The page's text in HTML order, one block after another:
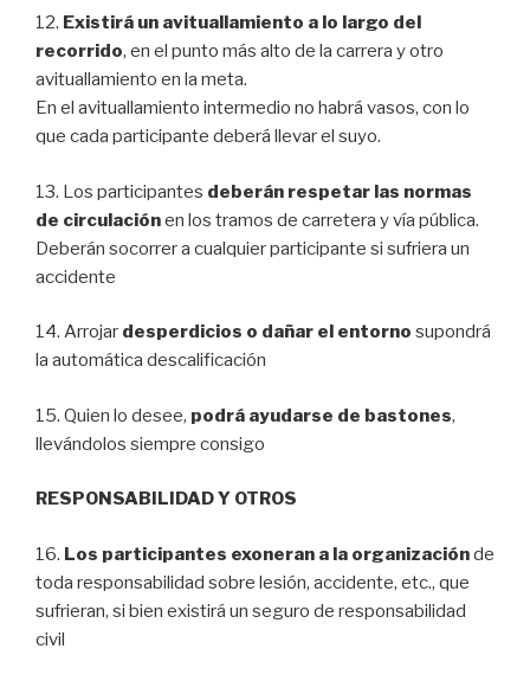
12. Existirá un avituallamiento a lo largo del
recorrido, en el punto más alto de la carrera y otro
avituallamiento en la meta.
En el avituallamiento intermedio no habrá vasos, con lo
que cada participante deberá llevar el suyo.
13. Los participantes deberán respetar las normas
de circulaciónen los tramos de carretera y vía pública.
Deberán socorrer a cualquier participante si sufriera un
accidente
14. Arrojar desperdicios o dañar el entorno supondrá
la automática descalificación
15. Quien lo desee, podrá ayudarse de bastones,
llevándolos siempre consigo
RESPONSABILIDAD Y OTROS
16. Los participantes exoneran a la organizaciónde
toda responsabilidad sobre lesión, accidente, etc., que
sufrieran, si bien existirá un seguro de responsabilidad
civil